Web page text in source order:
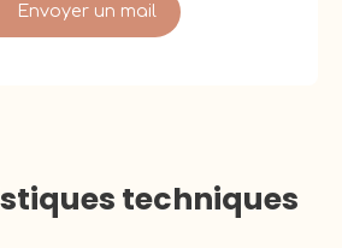
Envoyer un mail
techniques